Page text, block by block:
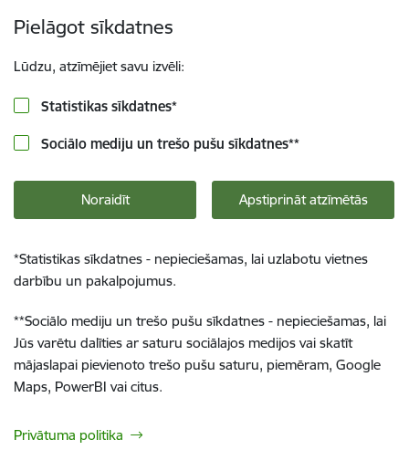
Pielāgot sīkdatnes
Lūdzu, atzīmējiet savu izvēli:
Statistikas sīkdatnes*
Sociālo mediju un trešo pušu sīkdatnes**
Noraidīt Apstiprināt atzīmētās
*Statistikas sīkdatnes - nepieciešamas, lai uzlabotu vietnes
darbību un pakalpojumus.
**Sociālo mediju un trešo pušu sīkdatnes - nepieciešamas, lai
Jūs varētu dalīties ar saturu sociālajos medijos vai skatīt
mājaslapai pievienoto trešo pušu saturu, piemēram, Google
Maps, PowerBI vai citus.
Privātuma politika